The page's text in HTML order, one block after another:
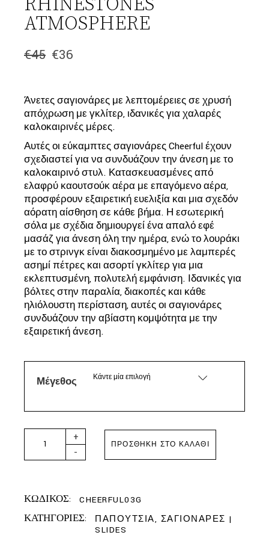
RHINESTONES
ATMOSPHERE
€45
Original
€45.
€36
Η
είναι:
€36.
Άνετες σαγιονάρες με λεπτομέρειες σε χρυσή
απόχρωση με γκλίτερ, ιδανικές για χαλαρές
καλοκαιρινές μέρες.
Αυτές οι εύκαμπτες σαγιονάρες Cheerful έχουν
σχεδιαστεί για να συνδυάζουν την άνεση με το
καλοκαιρινό στυλ. Κατασκευασμένες από
ελαφρύ καουτσούκ αέρα με επαγόμενο αέρα,
προσφέρουν εξαιρετική ευελιξία και μια σχεδόν
αόρατη αίσθηση σε κάθε βήμα. Η εσωτερική
σόλα με σχέδια δημιουργεί ένα απαλό εφέ
μασάζ για άνεση όλη την ημέρα, ενώ το λουράκι
με το στρινγκ είναι διακοσμημένο με λαμπερές
ασημί πέτρες και ασορτί γκλίτερ για μια
εκλεπτυσμένη, πολυτελή εμφάνιση. Ιδανικές για
βόλτες στην παραλία, διακοπές και κάθε
ηλιόλουστη περίσταση, αυτές οι σαγιονάρες
συνδυάζουν την αβίαστη κομψότητα με την
εξαιρετική άνεση.
Μέγεθος Κάντε μία επιλογή
ILSE JACOBSEN - FLIP FLOPS WITH RHINESTONES
-
+
ΠΡΟΣΘΉΚΗ ΣΤΟ ΚΑΛΆΘΙ
ΚΩΔΙΚΟΣ: CHEERFUL03G
ΚΑΤΗΓΟΡΙΕΣ: ΠΑΠΟΥΤΣΙΑ, ΣΑΓΙΟΝΑΡΕΣ |
SLIDES